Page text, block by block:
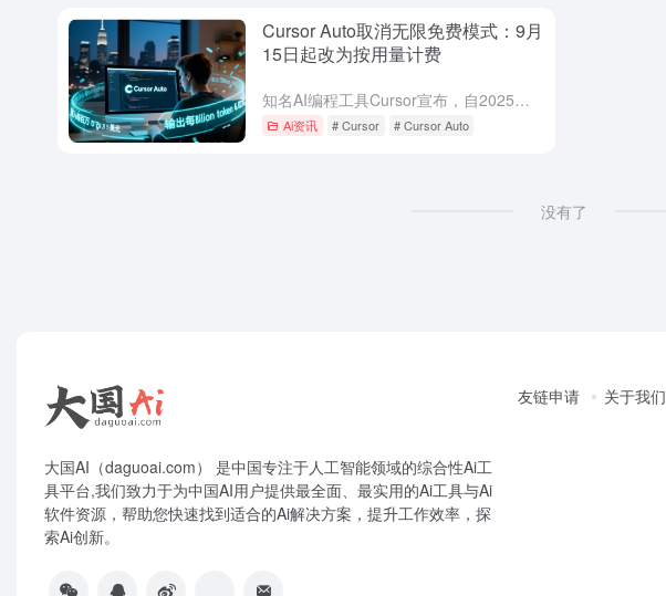
Cursor Auto取消无限免费模式：9月
15日起改为按用量计费
知名AI编程工具Cursor宣布，自2025年9月15日起，其Auto功能将取消"无限免费"政策，改为按用量计费模式。新计费标准为：输入$1.25/百万tokens，输出$6.00/百万tokens...
Ai资讯 # Cursor # Cursor Auto
没有了
大国AI（daguoai.com） 是中国专注于人工智能领域的综合性Ai工
具平台,我们致力于为中国AI用户提供最全面、最实用的Ai工具与Ai
软件资源，帮助您快速找到适合的Ai解决方案，提升工作效率，探
索Ai创新。
友链申请 关于我们